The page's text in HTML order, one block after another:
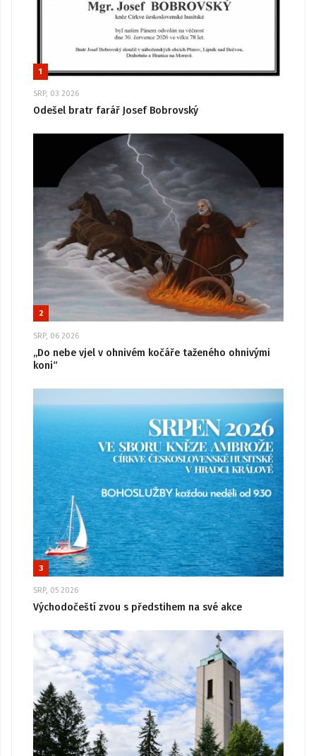
1
SRP, 03 2026
Odešel bratr farář Josef Bobrovský
2
SRP, 06 2026
„Do nebe vjel v ohnivém kočáře taženého ohnivými
koni“
3
SRP, 05 2026
Východočeští zvou s předstihem na své akce